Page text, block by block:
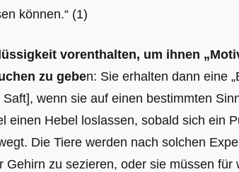
können.“ (1)
vorenthalten, um ihnen
zu geben: Sie erhalten dann eine
wenn sie auf einen bestimmten
einen Hebel loslassen, sobald sich ein
Die Tiere werden nach solchen
Gehirn zu sezieren, oder sie müssen für